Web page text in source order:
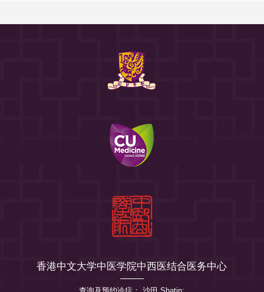
香港中文大学中医学院中西医结合医务中心